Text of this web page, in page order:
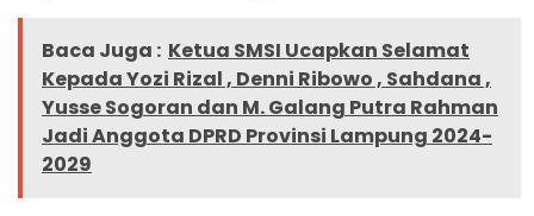
Baca Juga : Ketua SMSI Ucapkan Selamat
Kepada Yozi Rizal , Denni Ribowo , Sahdana ,
Yusse Sogoran dan M. Galang Putra Rahman
Jadi Anggota DPRD Provinsi Lampung 2024-
2029